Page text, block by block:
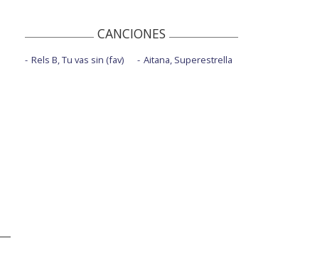
CANCIONES
Rels B, Tu vas sin (fav) Aitana, Superestrella